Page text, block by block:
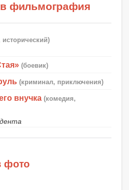
фильмография
исторический)
(боевик)
(криминал, приключения)
внучка (комедия,
фото